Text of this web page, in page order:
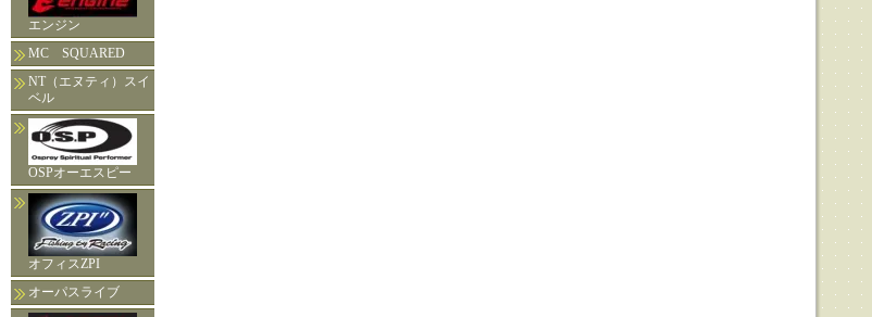
エンジン
MC SQUARED
NT（エヌティ）スイ
ベル
OSPオーエスピー
オフィスZPI
オーパスライブ